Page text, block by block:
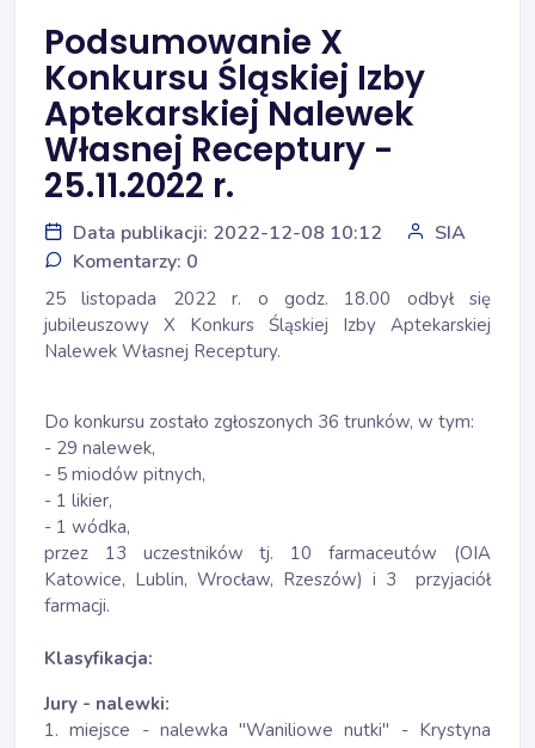
Podsumowanie X
Konkursu Śląskiej Izby
Aptekarskiej Nalewek
Własnej Receptury -
25.11.2022 r.
Data publikacji: 2022-12-08 10:12
SIA
Komentarzy: 0
25 listopada 2022 r. o godz. 18.00 odbył się
jubileuszowy X Konkurs Śląskiej Izby Aptekarskiej
Nalewek Własnej Receptury.
Do konkursu zostało zgłoszonych 36 trunków, w tym:
- 29 nalewek,
- 5 miodów pitnych,
- 1 likier,
- 1 wódka,
przez 13 uczestników tj. 10 farmaceutów (OIA
Katowice, Lublin, Wrocław, Rzeszów) i 3 przyjaciół
farmacji.
Klasyfikacja:
Jury - nalewki:
1. miejsce - nalewka "Waniliowe nutki" - Krystyna